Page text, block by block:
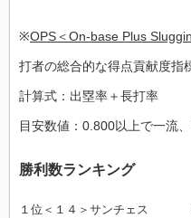
※OPS＜On-base Plus
打者の総合的な得点貢献度指
計算式：出塁率＋長打率
目安数値：0.800以上で一流
勝利数ランキング
１位＜１４＞サンチェス （